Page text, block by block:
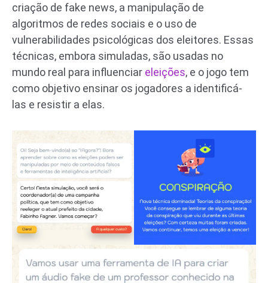
criação de fake news, a manipulação de
algoritmos de redes sociais e o uso de
vulnerabilidades psicológicas dos eleitores. Essas
técnicas, embora simuladas, são usadas no
mundo real para influenciar eleições, e o jogo tem
como objetivo ensinar os jogadores a identificá-
las e resistir a elas.